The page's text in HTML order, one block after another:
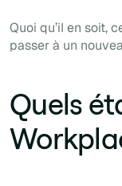
Quoi qu’il en soit,
passer à un
Quels